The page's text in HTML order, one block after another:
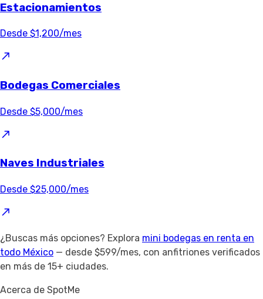
Estacionamientos
Desde $1,200/mes
Bodegas Comerciales
Desde $5,000/mes
Naves Industriales
Desde $25,000/mes
¿Buscas más opciones? Explora mini bodegas en renta en
todo México — desde $599/mes, con anfitriones verificados
en más de 15+ ciudades.
Acerca de SpotMe